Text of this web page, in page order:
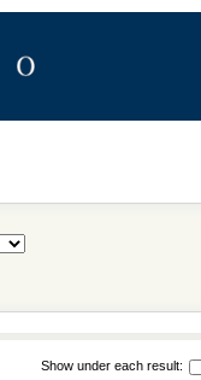
Show under each result: